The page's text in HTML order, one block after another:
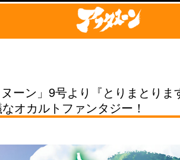
ヌーン」9号より『とりまとり
オカルトファンタジー！